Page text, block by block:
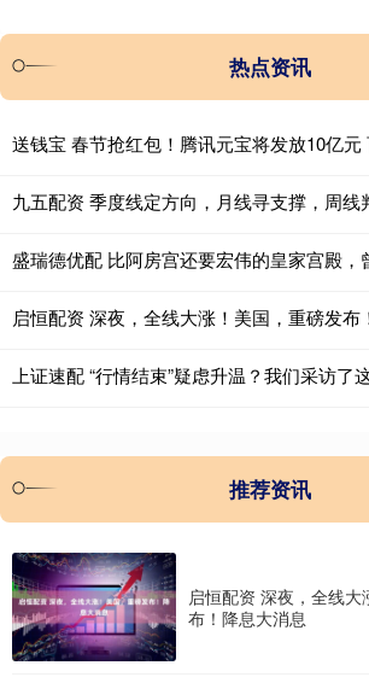
热点资讯
送钱宝 春节抢红包！腾讯元宝将发放10亿
启恒配资 深夜，全线大涨！美国，重磅发布
上证速配 “行情结束”疑虑升温？我们采访了
推荐资讯
启恒配资 深夜，全线
布！降息大消息